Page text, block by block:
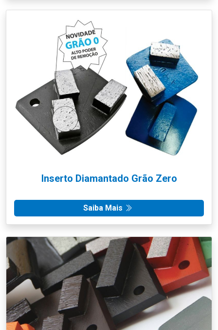
Inserto Diamantado Grão Zero
Saiba Mais